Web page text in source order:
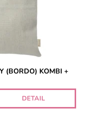
(BORDO) KOMBI +
DETAIL